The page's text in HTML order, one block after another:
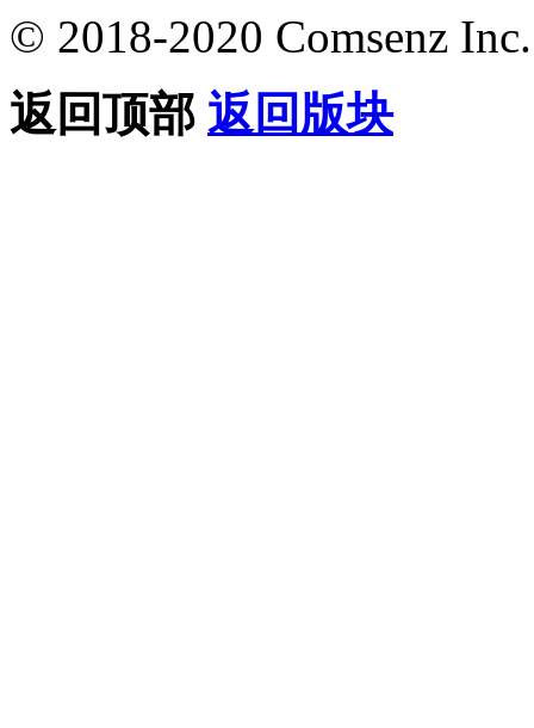
© 2018-2020 Comsenz Inc.
返回顶部 返回版块